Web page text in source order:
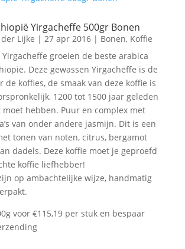
Yirgacheffe 500gr Bonen
Lijke | 27 apr 2016| Bonen, Koffie
groeien de beste arabica
Deze gewassen Yirgacheffe is de
de koffies, de smaak van deze koffie is
1200 tot 1500 jaar geleden
moet hebben. Puur en complex met
van onder andere jasmijn. Dit is een
tonen van noten, citrus, bergamot
dadels. Deze koffie moet je geproefd
koffie liefhebber!
op ambachtelijke wijze, handmatig
voor €115,19 per stuk en bespaar